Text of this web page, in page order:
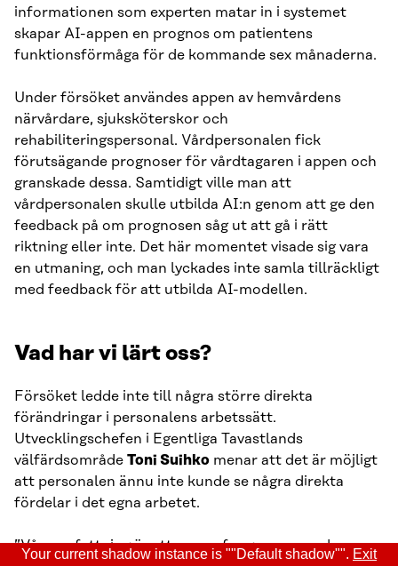
informationen som experten matar in i systemet
skapar AI-appen en prognos om patientens
funktionsförmåga för de kommande sex månaderna.
Under försöket användes appen av hemvårdens
närvårdare, sjuksköterskor och
rehabiliteringspersonal. Vårdpersonalen fick
förutsägande prognoser för vårdtagaren i appen och
granskade dessa. Samtidigt ville man att
vårdpersonalen skulle utbilda AI:n genom att ge den
feedback på om prognosen såg ut att gå i rätt
riktning eller inte. Det här momentet visade sig vara
en utmaning, och man lyckades inte samla tillräckligt
med feedback för att utbilda AI-modellen.
Vad har vi lärt oss?
Försöket ledde inte till några större direkta
förändringar i personalens arbetssätt.
Utvecklingschefen i Egentliga Tavastlands
välfärdsområde Toni Suihko menar att det är möjligt
att personalen ännu inte kunde se några direkta
fördelar i det egna arbetet.
”Vår uppfattning är att appen fungerar, men den
Your current shadow instance is ""Default shadow"". Exit